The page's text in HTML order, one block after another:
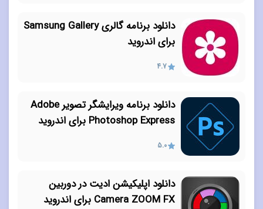
دانلود برنامه گالری Samsung Gallery
برای اندروید
4.7
دانلود برنامه ویرایشگر تصویر Adobe
Photoshop Express برای اندروید
5.0
دانلود اپلیکیشن ادیت در دوربین
Camera ZOOM FX برای اندروید